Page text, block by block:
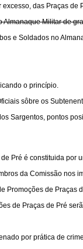
das Praças de
Militar de
e Soldados no
o princípio.
sôbre os
Sargentos, pontos
Pré é constituida por
da Comissão nos
Promoções de
de Praças de Pré
por prática de